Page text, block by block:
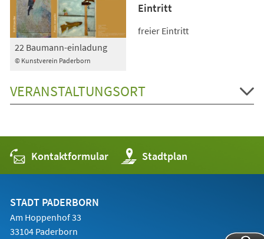
© Kunstverein Paderborn
22 Baumann-einladung
Eintritt
freier Eintritt
VERANSTALTUNGSORT
Kontaktformular Stadtplan
(Öffnet
in
einem
STADT PADERBORN
Am Hoppenhof 33
33104 Paderborn